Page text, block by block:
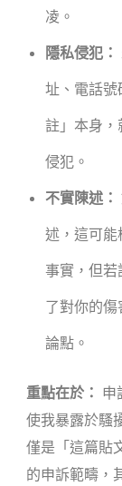
凌。
隱私侵犯：
址、電話
註」本身
侵犯。
不實陳述：
述，這可
事實，但若
了對你的
論點。
重點在於： 申
使我暴露於騷
僅是「這篇貼
的申訴範疇，